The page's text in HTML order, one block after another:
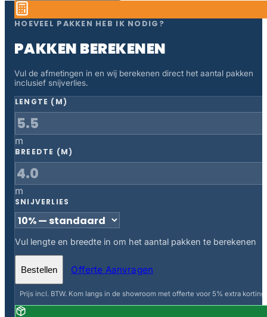
HOEVEEL PAKKEN HEB IK NODIG?
PAKKEN BEREKENEN
Vul de afmetingen in en wij berekenen direct het aantal pakken
inclusief snijverlies.
LENGTE (M)
m
BREEDTE (M)
m
SNIJVERLIES
Vul lengte en breedte in om het aantal pakken te berekenen
Bestellen Offerte Aanvragen
Prijs incl. BTW. Kom langs in de showroom met offerte voor 5% extra korting.